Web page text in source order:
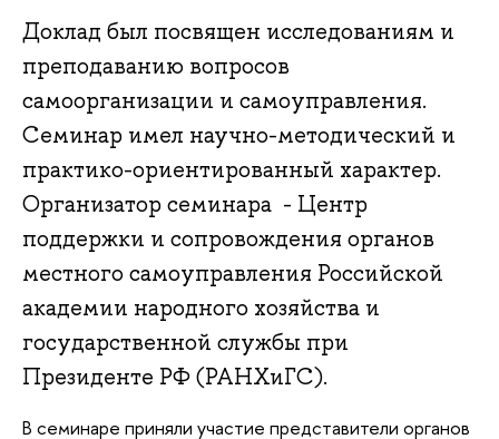
Доклад был посвящен исследованиям и
преподаванию вопросов
самоорганизации и самоуправления.
Семинар имел научно-методический и
практико-ориентированный характер.
Организатор семинара - Центр
поддержки и сопровождения органов
местного самоуправления Российской
академии народного хозяйства и
государственной службы при
Президенте РФ (РАНХиГС).
В семинаре приняли участие представители органов